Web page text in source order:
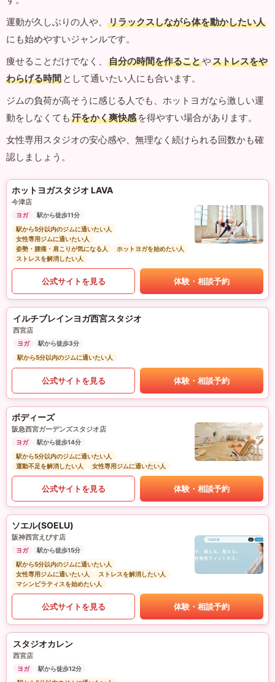
運動が久しぶりの人や、
リラックスしながら体を動かしたい人
にも始めやすいジャンルです。
痩せることだけでなく、
自分の時間を作ることやストレスをや
わらげる時間 として通いたい人にも合います。
ジムの負荷が高そうに感じる人でも、ホットヨガなら激しい運
動をしなくても 汗をかく爽快感 を得やすい場合があります。
女性専用スタジオの安心感や、無理なく続けられる回数かも確
認しましょう。
ホットヨガスタジオ LAVA
今津店
ヨガ
駅から徒歩11分
駅から5分以内のジムに通いたい人
女性専用ジムに通いたい人
姿勢・腰痛・肩こりが気になる人
ホットヨガを始めたい人
ストレスを解消したい人
公式サイトを見る 体験・相談予約
イルチブレインヨガ西宮スタジオ
西宮店
ヨガ
駅から徒歩3分
駅から5分以内のジムに通いたい人
公式サイトを見る 体験・相談予約
ボディーズ
阪急西宮ガーデンズスタジオ店
ヨガ
駅から徒歩14分
駅から5分以内のジムに通いたい人
運動不足を解消したい人
女性専用ジムに通いたい人
公式サイトを見る 体験・相談予約
ソエル(SOELU)
阪神西宮えびす店
ヨガ
駅から徒歩15分
駅から5分以内のジムに通いたい人
女性専用ジムに通いたい人
ストレスを解消したい人
マシンピラティスを始めたい人
公式サイトを見る 体験・相談予約
スタジオカレン
西宮店
ヨガ
駅から徒歩12分